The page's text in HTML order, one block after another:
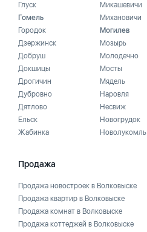
Глуск
Гомель
Городок
Дзержинск
Добруш
Докшицы
Дрогичин
Дубровно
Дятлово
Ельск
Жабинка
Микашевичи
Михановичи
Могилев
Мозырь
Молодечно
Мосты
Мядель
Наровля
Несвиж
Новогрудок
Новолукомль
Продажа
Продажа новостроек в Волковыске
Продажа квартир в Волковыске
Продажа комнат в Волковыске
Продажа коттеджей в Волковыске